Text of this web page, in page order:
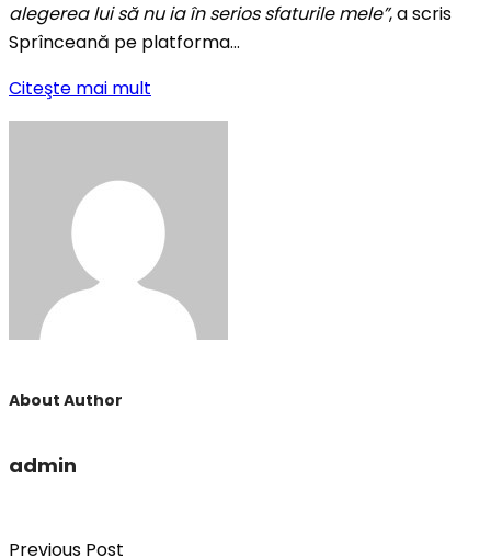
alegerea lui să nu ia în serios sfaturile mele”, a scris
Sprînceană pe platforma…
Citeşte mai mult
About Author
admin
Previous Post